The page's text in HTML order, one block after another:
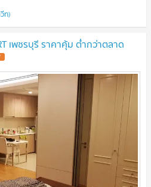
ท)
เพชรบุรี ราคาคุ้ม ต่ำกว่าตลาด